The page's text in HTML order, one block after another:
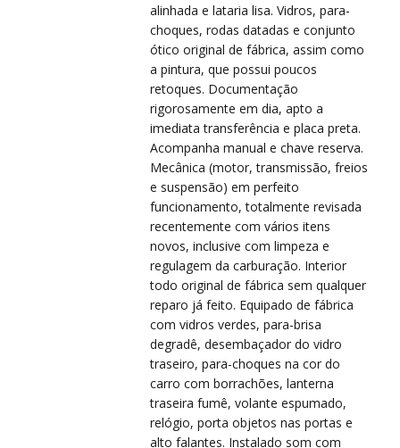
alinhada e lataria lisa. Vidros, para-
choques, rodas datadas e conjunto
ótico original de fábrica, assim como
a pintura, que possui poucos
retoques. Documentação
rigorosamente em dia, apto a
imediata transferência e placa preta.
Acompanha manual e chave reserva.
Mecânica (motor, transmissão, freios
e suspensão) em perfeito
funcionamento, totalmente revisada
recentemente com vários itens
novos, inclusive com limpeza e
regulagem da carburação. Interior
todo original de fábrica sem qualquer
reparo já feito. Equipado de fábrica
com vidros verdes, para-brisa
degradê, desembaçador do vidro
traseiro, para-choques na cor do
carro com borrachões, lanterna
traseira fumê, volante espumado,
relógio, porta objetos nas portas e
alto falantes. Instalado som com